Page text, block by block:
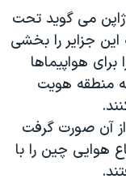
ژاپن می گوید تحت
این جزایر را بخشی
هواپیماها
منطقه هویت
آن صورت گرفت
هوایی چین را با